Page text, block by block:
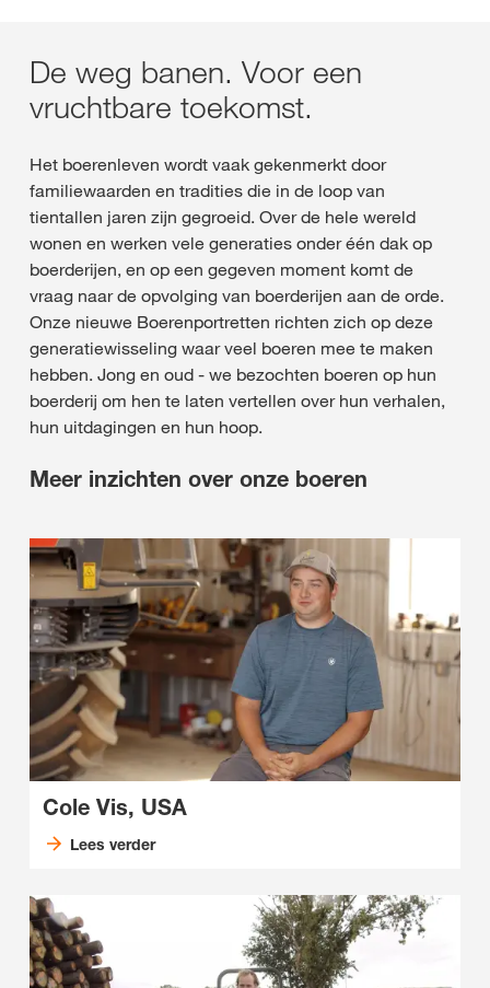
De weg banen. Voor een
vruchtbare toekomst.
Het boerenleven wordt vaak gekenmerkt door
familiewaarden en tradities die in de loop van
tientallen jaren zijn gegroeid. Over de hele wereld
wonen en werken vele generaties onder één dak op
boerderijen, en op een gegeven moment komt de
vraag naar de opvolging van boerderijen aan de orde.
Onze nieuwe Boerenportretten richten zich op deze
generatiewisseling waar veel boeren mee te maken
hebben. Jong en oud - we bezochten boeren op hun
boerderij om hen te laten vertellen over hun verhalen,
hun uitdagingen en hun hoop.
Meer inzichten over onze boeren
Cole Vis, USA
Lees verder